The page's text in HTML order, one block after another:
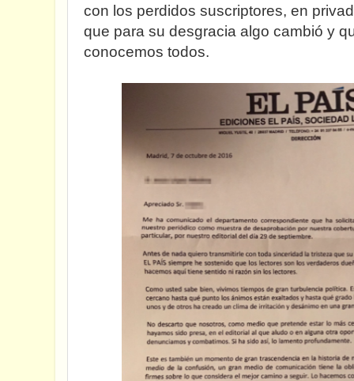
con los perdidos suscriptores, en
que para su desgracia algo cambió y
conocemos todos.